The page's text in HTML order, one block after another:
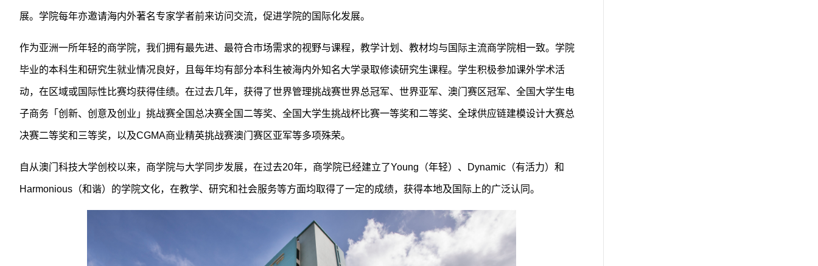
展。学院每年亦邀请海内外著名专家学者前来访问交流，促进学院的国际化发展。
作为亚洲一所年轻的商学院，我们拥有最先进、最符合市场需求的视野与课程，教学计划、教材均与国际主流商学院相一致。学院
毕业的本科生和研究生就业情况良好，且每年均有部分本科生被海内外知名大学录取修读研究生课程。学生积极参加课外学术活
动，在区域或国际性比赛均获得佳绩。在过去几年，获得了世界管理挑战赛世界总冠军、世界亚军、澳门赛区冠军、全国大学生电
子商务「创新、创意及创业」挑战赛全国总决赛全国二等奖、全国大学生挑战杯比赛一等奖和二等奖、全球供应链建模设计大赛总
决赛二等奖和三等奖，以及CGMA商业精英挑战赛澳门赛区亚军等多项殊荣。
自从澳门科技大学创校以来，商学院与大学同步发展，在过去20年，商学院已经建立了Young（年轻）、Dynamic（有活力）和
Harmonious（和谐）的学院文化，在教学、研究和社会服务等方面均取得了一定的成绩，获得本地及国际上的广泛认同。